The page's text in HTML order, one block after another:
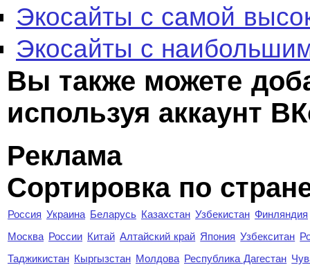
Экосайты с самой
Экосайты с
Вы также можете
используя аккаунт
Реклама
Сортировка по
Россия Украина Беларусь Казахстан Узбекистан Финляндия
Москва России Китай Алтайский край Япония Узбекситан
Таджикистан Кыргызстан Молдова Республика Дагестан